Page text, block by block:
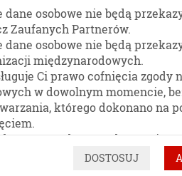
PAPIER DO
dane osobowe nie będą
Zaufanych Partnerów.
dane osobowe nie będą
międzynarodowych.
Ci prawo cofnięcia zgody
w dowolnym momencie,
którego dokonano na
prawo dostępu do treści
a także do
od administratora Pani/
DOSTOSUJ